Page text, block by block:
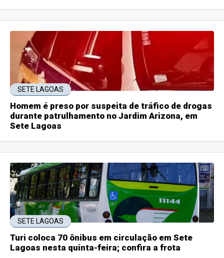
SETE LAGOAS
Homem é preso por suspeita de tráfico de drogas
durante patrulhamento no Jardim Arizona, em
Sete Lagoas
SETE LAGOAS
Turi coloca 70 ônibus em circulação em Sete
Lagoas nesta quinta-feira; confira a frota